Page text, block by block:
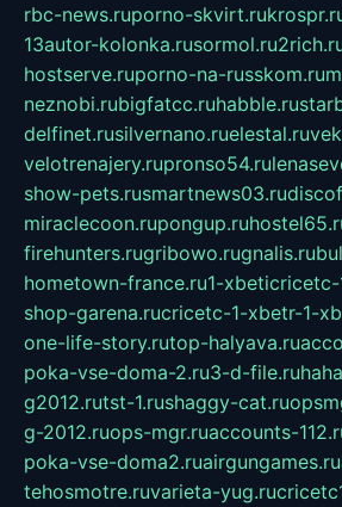
rbc-news.ruporno-skvirt.ru
13autor-kolonka.rusormol.ru
hostserve.ruporno-na-russkom.ru
neznobi.rubigfatcc.ruhabble.ru
delfinet.rusilvernano.ruelestal.ru
velotrenajery.rupronso54.ru
show-pets.rusmartnews03.ru
miraclecoon.rupongup.ru
firehunters.rugribowo.rugnalis.ru
hometown-france.ru1-
shop-garena.rucricetc-1-xbetr-1-
one-life-story.rutop-halyava.ru
poka-vse-doma-2.ru3-d-file.ru
g2012.rutst-1.rushaggy-cat.ru
g-2012.ruops-mgr.ruaccounts-
poka-vse-doma2.ruairgungames.ru
tehosmotre.ruvarieta-yug.ru